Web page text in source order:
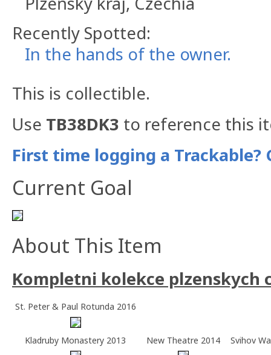
Recently Spotted:
In the hands of the owner.
This is collectible.
Use TB38DK3 to reference this
First time logging a Trackable?
Current Goal
About This Item
Kompletni kolekce plzenskych
St. Peter & Paul Rotunda 2016
Kladruby Monastery 2013 New Theatre 2014 Svihov